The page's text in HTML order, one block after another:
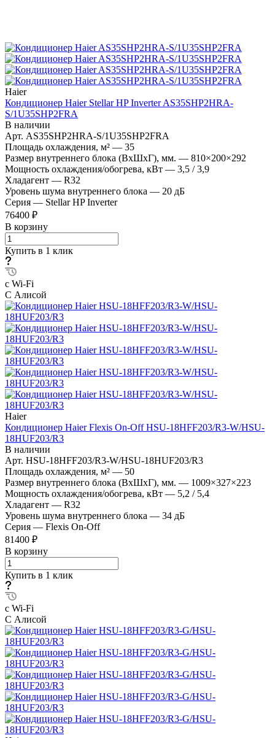
Haier
Кондиционер Haier Stellar HP Inverter AS35SHP2HRA-
S/1U35SHP2FRA
В наличии
Арт. AS35SHP2HRA-S/1U35SHP2FRA
Площадь охлаждения, м² — 35
Размер внутреннего блока (ВхШхГ), мм. — 810×200×292
Мощность охлаждения/обогрева, кВт — 3,5 / 3,9
Хладагент — R32
Уровень шума внутреннего блока — 20 дБ
Серия — Stellar HP Inverter
76400 ₽
В корзину
Купить в 1 клик
с Wi-Fi
С Алисой
Haier
Кондиционер Haier Flexis On-Off HSU-18HFF203/R3-W/HSU-
18HUF203/R3
В наличии
Арт. HSU-18HFF203/R3-W/HSU-18HUF203/R3
Площадь охлаждения, м² — 50
Размер внутреннего блока (ВхШхГ), мм. — 1009×327×223
Мощность охлаждения/обогрева, кВт — 5,2 / 5,4
Хладагент — R32
Уровень шума внутреннего блока — 34 дБ
Серия — Flexis On-Off
81400 ₽
В корзину
Купить в 1 клик
с Wi-Fi
С Алисой